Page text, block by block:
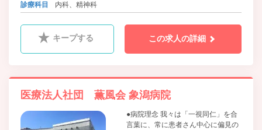
診療科目
内科、精神科
キープする この求人の詳細
医療法人社団 薫風会 象潟病院
●病院理念 我々は「一視同仁」を合
言葉に、常に患者さん中心に偏見の